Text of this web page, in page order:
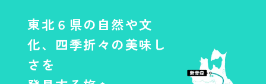
※
ARフォトフレームはポスター掲出場所の位
置情報とスマートフォン端末の位置情報が
連動していることが取得条件となります。
端末の「位置情報」をオンにしてくださ
条件2
プレゼントキャンペーン期間を
東北６県の自然や文
化、四季折々の美味し
さを